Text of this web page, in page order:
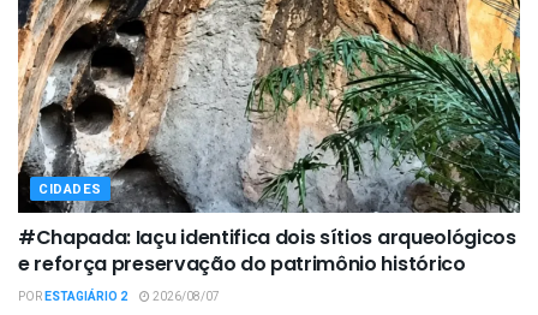
CIDADES
#Chapada: Iaçu identifica dois sítios arqueológicos
e reforça preservação do patrimônio histórico
PORESTAGIÁRIO 2 2026/08/07